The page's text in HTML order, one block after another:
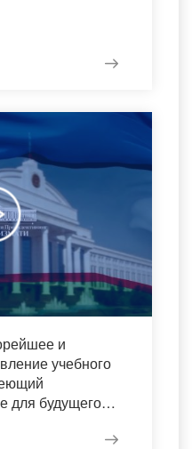
и
учебного
для будущего